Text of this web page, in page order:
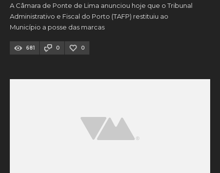
A Câmara de Ponte de Lima anunciou hoje que o Tribunal
Administrativo e Fiscal do Porto (TAFP) restituiu ao
Município a posse das marcas
681 0 0